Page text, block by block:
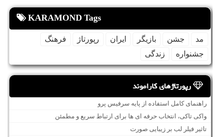
KARAMOND Tags
مد جشن بازیگر ایران رپورتاژ
فرهنگ
جشنواره
زندگی
رپورتاژهای کاراموند
راهنمای کامل استفاده از پایه سرفیس پرو
واکی تاکی، انتخاب حرفه ای ها برای ارتباط سریع و مطمئن
تاثیر فیلر لب بر زیبایی صورت